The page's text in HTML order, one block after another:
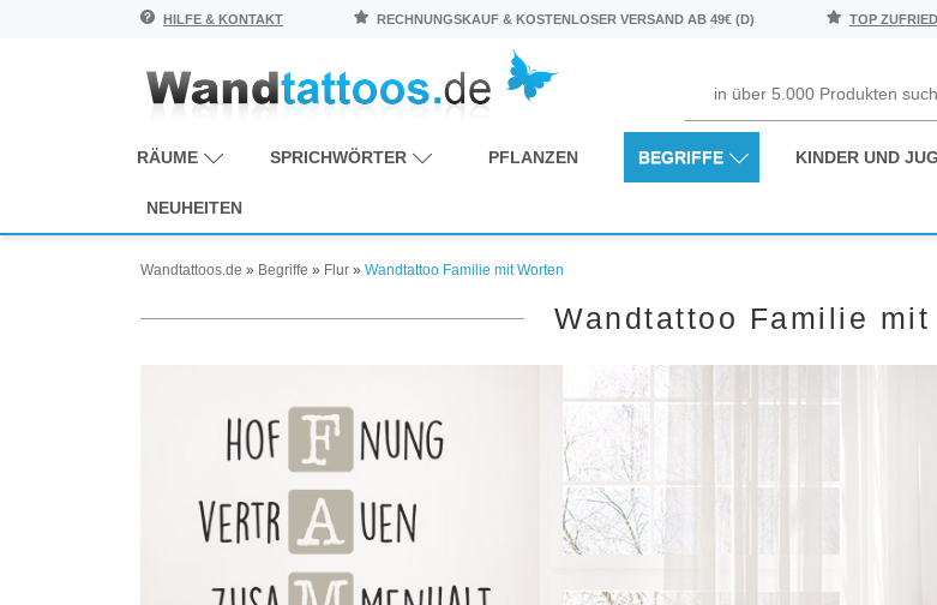
HILFE & KONTAKT RECHNUNGSKAUF & KOSTENLOSER VERSAND AB 49€ (D) TOP
RÄUME SPRICHWÖRTER PFLANZEN BEGRIFFE KINDER UND
NEUHEITEN
Wandtattoos.de » Begriffe » Flur » Wandtattoo Familie mit Worten
Wandtattoo Familie mit